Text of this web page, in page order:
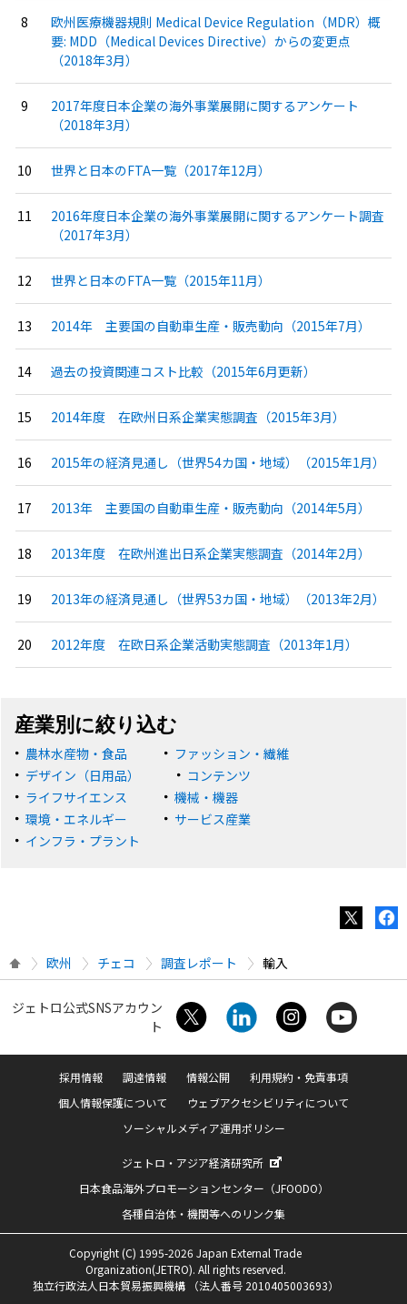
欧州医療機器規則 Medical Device Regulation（MDR）概
要: MDD（Medical Devices Directive）からの変更点
（2018年3月）
2017年度日本企業の海外事業展開に関するアンケート
（2018年3月）
世界と日本のFTA一覧（2017年12月）
2016年度日本企業の海外事業展開に関するアンケート調査
（2017年3月）
世界と日本のFTA一覧（2015年11月）
2014年 主要国の自動車生産・販売動向（2015年7月）
過去の投資関連コスト比較（2015年6月更新）
2014年度 在欧州日系企業実態調査（2015年3月）
2015年の経済見通し（世界54カ国・地域）（2015年1月）
2013年 主要国の自動車生産・販売動向（2014年5月）
2013年度 在欧州進出日系企業実態調査（2014年2月）
2013年の経済見通し（世界53カ国・地域）（2013年2月）
2012年度 在欧日系企業活動実態調査（2013年1月）
産業別に絞り込む
農林水産物・食品
ファッション・繊維
デザイン（日用品）
コンテンツ
ライフサイエンス
機械・機器
環境・エネルギー
サービス産業
インフラ・プラント
欧州 チェコ 調査レポート 輸入
ジェトロ公式SNSアカウン
ト
採用情報 調達情報 情報公開
利用規約・免責事項
個人情報保護について
ウェブアクセシビリティについて
ソーシャルメディア運用ポリシー
ジェトロ・アジア経済研究所
日本食品海外プロモーションセンター（JFOODO）
各種自治体・機関等へのリンク集
Copyright (C) 1995-2026 Japan External Trade
Organization(JETRO). All rights reserved.
独立行政法人日本貿易振興機構 （法人番号 2010405003693）